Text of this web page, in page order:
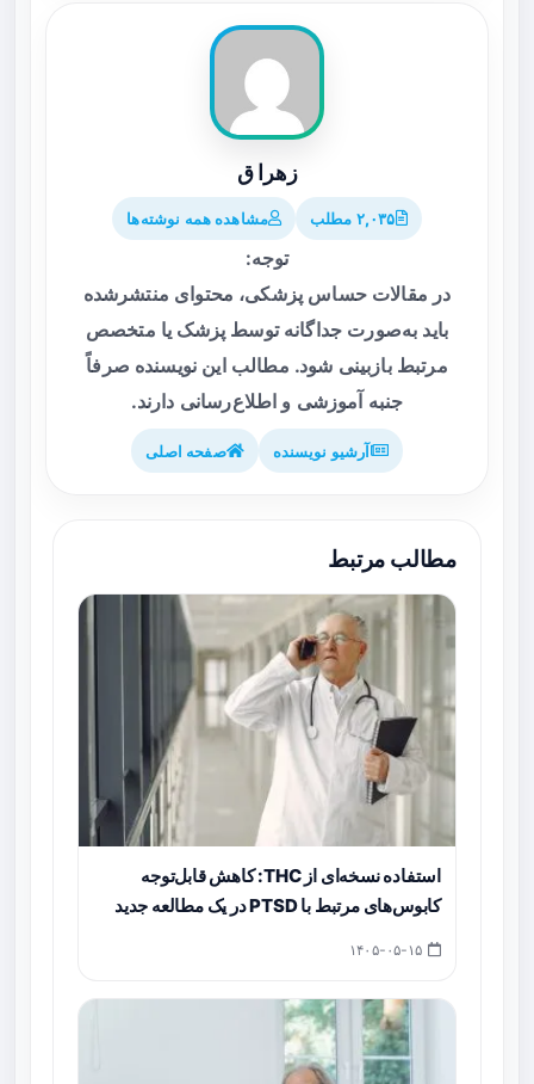
زهرا ق
۲,۰۳۵ مطلب مشاهده همه نوشته‌ها
توجه:
در مقالات حساس پزشکی، محتوای منتشرشده
باید به‌صورت جداگانه توسط پزشک یا متخصص
مرتبط بازبینی شود. مطالب این نویسنده صرفاً
جنبه آموزشی و اطلاع‌رسانی دارند.
آرشیو نویسنده صفحه اصلی
مطالب مرتبط
استفاده نسخه‌ای از THC: کاهش قابل‌توجه
کابوس‌های مرتبط با PTSD در یک مطالعه جدید